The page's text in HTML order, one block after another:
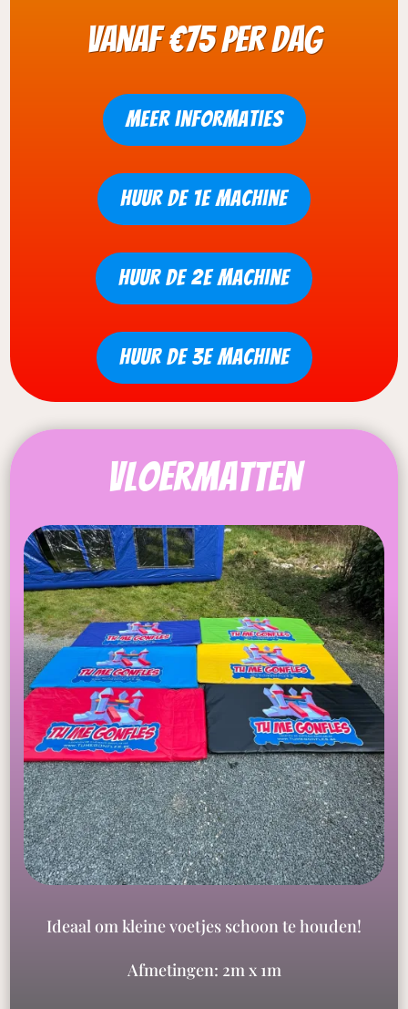
vanaf €75 per dag
meer informaties
Huur de 1e machine
Huur de 2e machine
Huur de 3e machine
Vloermatten
Ideaal om kleine voetjes schoon te houden!
Afmetingen: 2m x 1m